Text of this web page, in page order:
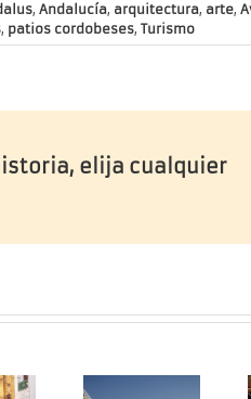
, Andalucía, arquitectura, arte,
, patios cordobeses, Turismo
elija cualquier